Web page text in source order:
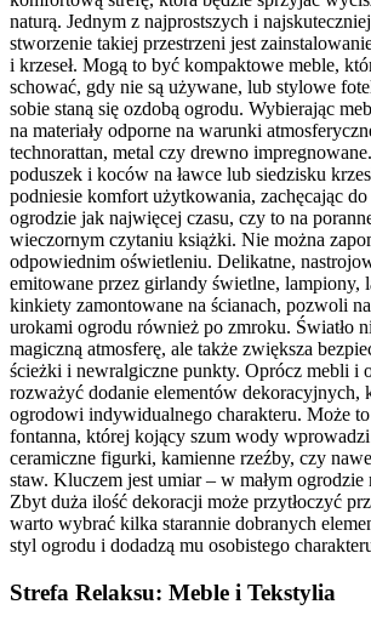
naturą. Jednym z najprostszych i
stworzenie takiej przestrzeni jest
i krzeseł. Mogą to być kompaktowe meble,
schować, gdy nie są używane, lub stylowe
sobie staną się ozdobą ogrodu. Wybierając
na materiały odporne na warunki
technorattan, metal czy drewno
poduszek i koców na ławce lub siedzisku
podniesie komfort użytkowania, zachęcając
ogrodzie jak najwięcej czasu, czy to na
wieczornym czytaniu książki. Nie można
odpowiednim oświetleniu. Delikatne,
emitowane przez girlandy świetlne, lampiony,
kinkiety zamontowane na ścianach, pozwoli
urokami ogrodu również po zmroku. Światło
magiczną atmosferę, ale także zwiększa
ścieżki i newralgiczne punkty. Oprócz mebli i
rozważyć dodanie elementów dekoracyjnych,
ogrodowi indywidualnego charakteru. Może
fontanna, której kojący szum wody wprowadzi
ceramiczne figurki, kamienne rzeźby, czy
staw. Kluczem jest umiar – w małym
Zbyt duża ilość dekoracji może przytłoczyć
warto wybrać kilka starannie dobranych
styl ogrodu i dodadzą mu osobistego
Strefa Relaksu: Meble i Tekstylia